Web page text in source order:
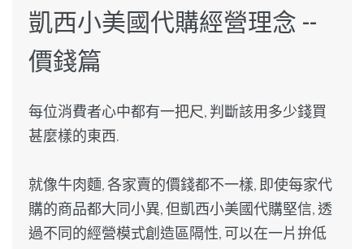
凱西小美國代購經營理念 --
價錢篇
每位消費者心中都有一把尺, 判斷該用多少錢買
甚麼樣的東西.
就像牛肉麵, 各家賣的價錢都不一樣, 即使每家代
購的商品都大同小異, 但凱西小美國代購堅信, 透
過不同的經營模式創造區隔性, 可以在一片拚低